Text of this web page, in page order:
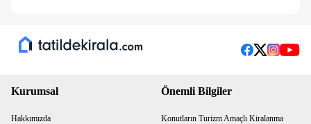
Kurumsal
Hakkımızda
Önemli Bilgiler
Konutların Turizm Amaçlı Kiralanma